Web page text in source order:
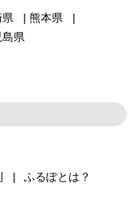
熊本県
島県
ふるぽとは？